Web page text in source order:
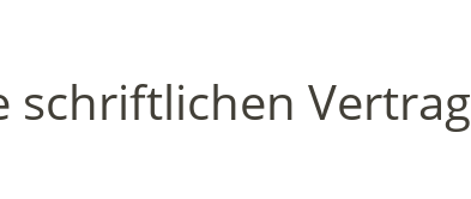
schriftlichen Vertrag